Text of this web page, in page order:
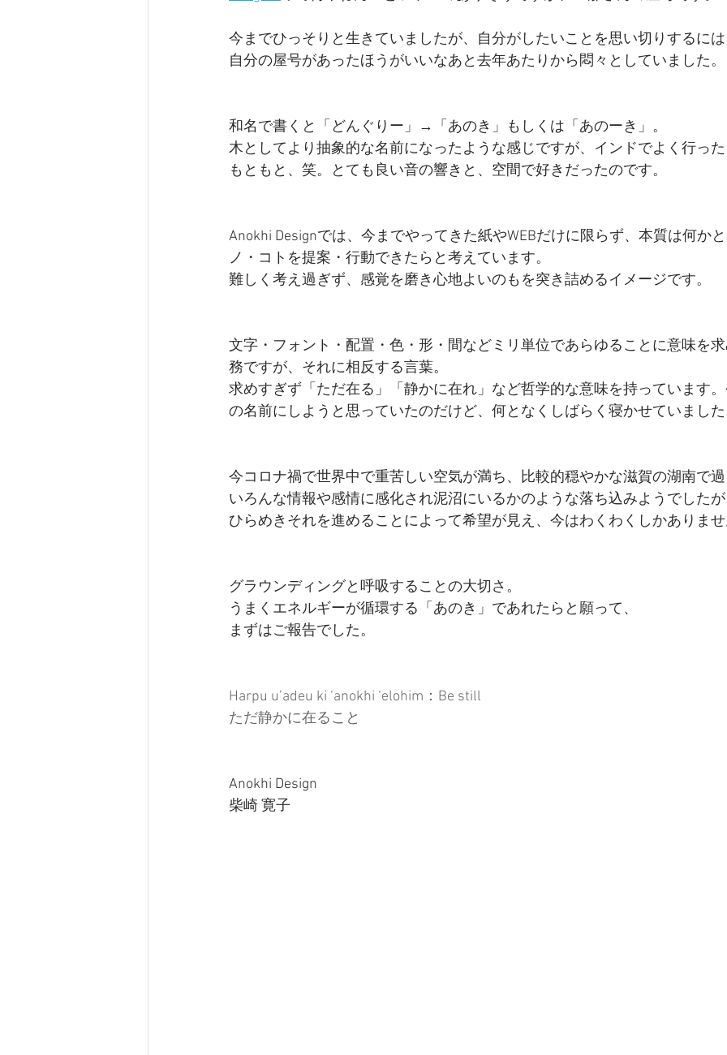
今までひっそりと生きていましたが、自分がしたいことを思い切りするには
自分の屋号があったほうがいいなあと去年あたりから悶々としていました。
和名で書くと「どんぐりー」→「あのき」もしくは「あのーき」。
木としてより抽象的な名前になったような感じですが、インドでよく行っ
もともと、笑。とても良い音の響きと、空間で好きだったのです。
Anokhi Designでは、今までやってきた紙やWEBだけに限らず、本質は何か
ノ・コトを提案・行動できたらと考えています。
難しく考え過ぎず、感覚を磨き心地よいのもを突き詰めるイメージです。
文字・フォント・配置・色・形・間などミリ単位であらゆることに意味を
務ですが、それに相反する言葉。
求めすぎず「ただ在る」「静かに在れ」など哲学的な意味を持っています
の名前にしようと思っていたのだけど、何となくしばらく寝かせていました
今コロナ禍で世界中で重苦しい空気が満ち、比較的穏やかな滋賀の湖南で過
いろんな情報や感情に感化され泥沼にいるかのような落ち込みようでした
ひらめきそれを進めることによって希望が見え、今はわくわくしかありませ
グラウンディングと呼吸することの大切さ。
うまくエネルギーが循環する「あのき」であれたらと願って、
まずはご報告でした。
Harpu u’adeu ki ‘anokhi ‘elohim：Be still
ただ静かに在ること
Anokhi Design
柴崎 寛子